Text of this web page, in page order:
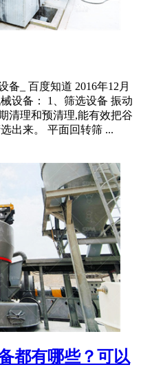
备_ 百度知道 2016年12月
设备： 1、筛选设备 振动
清理和预清理,能有效把谷
出来。 平面回转筛 ...
都有哪些？可以